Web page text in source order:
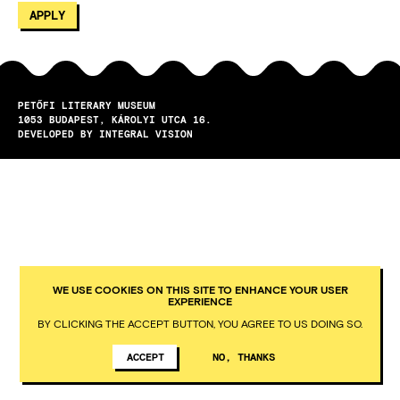
PETŐFI LITERARY MUSEUM
1053
BUDAPEST
KÁROLYI UTCA 16.
DEVELOPED BY INTEGRAL VISION
WE USE COOKIES ON THIS SITE TO ENHANCE YOUR USER
EXPERIENCE
BY CLICKING THE ACCEPT BUTTON, YOU AGREE TO US DOING SO.
ACCEPT NO, THANKS